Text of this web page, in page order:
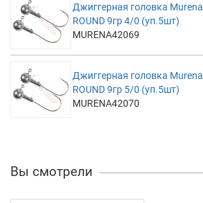
Джиггерная головка Murena
ROUND 9гр 4/0 (уп.5шт)
MURENA42069
Джиггерная головка Murena
ROUND 9гр 5/0 (уп.5шт)
MURENA42070
Вы смотрели